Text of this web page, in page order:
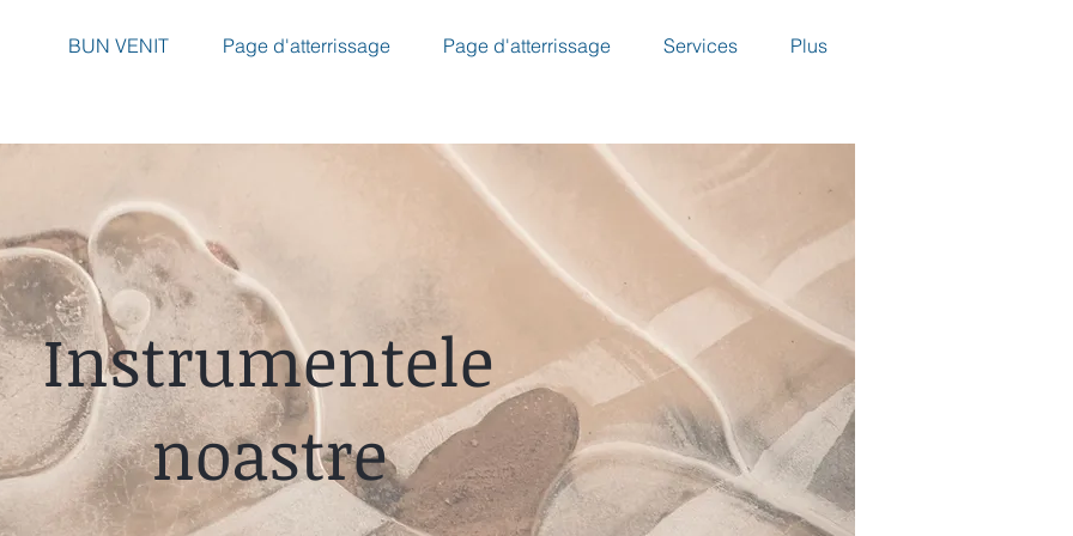
BUN VENIT Page d'atterrissage Page d'atterrissage Services Plus
Instrumentele
noastre